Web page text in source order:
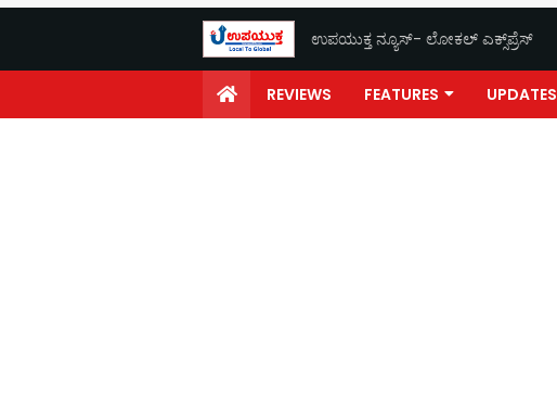
ಉಪಯುಕ್ತ ನ್ಯೂಸ್- ಲೋಕಲ್ ಎಕ್ಸ್‌ಪ್ರೆಸ್‌
REVIEWS FEATURES UPDATES